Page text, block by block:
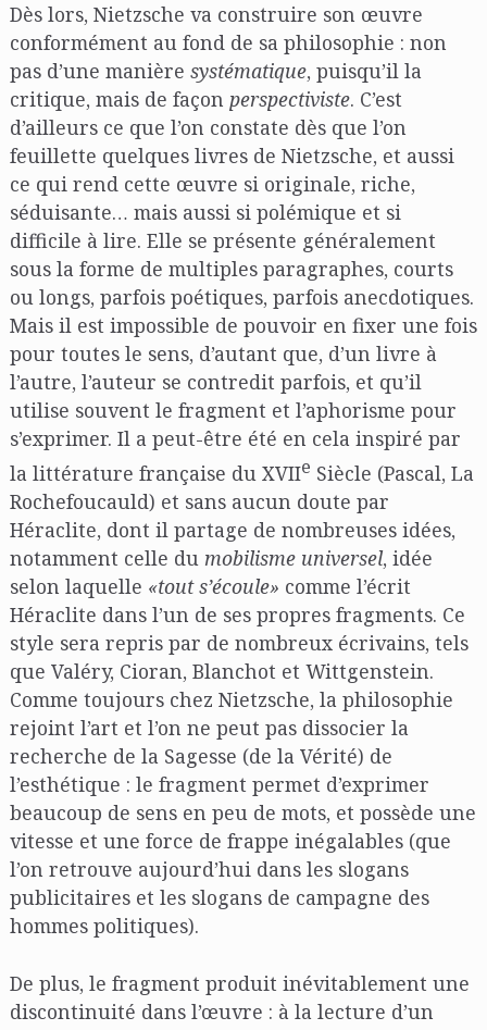
Dès lors, Nietzsche va construire son œuvre
conformément au fond de sa philosophie : non
pas d’une manière systématique, puisqu’il la
critique, mais de façon perspectiviste. C’est
d’ailleurs ce que l’on constate dès que l’on
feuillette quelques livres de Nietzsche, et aussi
ce qui rend cette œuvre si originale, riche,
séduisante… mais aussi si polémique et si
difficile à lire. Elle se présente généralement
sous la forme de multiples paragraphes, courts
ou longs, parfois poétiques, parfois anecdotiques.
Mais il est impossible de pouvoir en fixer une fois
pour toutes le sens, d’autant que, d’un livre à
l’autre, l’auteur se contredit parfois, et qu’il
utilise souvent le fragment et l’aphorisme pour
s’exprimer. Il a peut-être été en cela inspiré par
la littérature française du XVIIe Siècle (Pascal, La
Rochefoucauld) et sans aucun doute par
Héraclite, dont il partage de nombreuses idées,
notamment celle du mobilisme universel, idée
selon laquelle «tout s’écoule» comme l’écrit
Héraclite dans l’un de ses propres fragments. Ce
style sera repris par de nombreux écrivains, tels
que Valéry, Cioran, Blanchot et Wittgenstein.
Comme toujours chez Nietzsche, la philosophie
rejoint l’art et l’on ne peut pas dissocier la
recherche de la Sagesse (de la Vérité) de
l’esthétique : le fragment permet d’exprimer
beaucoup de sens en peu de mots, et possède une
vitesse et une force de frappe inégalables (que
l’on retrouve aujourd’hui dans les slogans
publicitaires et les slogans de campagne des
hommes politiques).
De plus, le fragment produit inévitablement une
discontinuité dans l’œuvre : à la lecture d’un